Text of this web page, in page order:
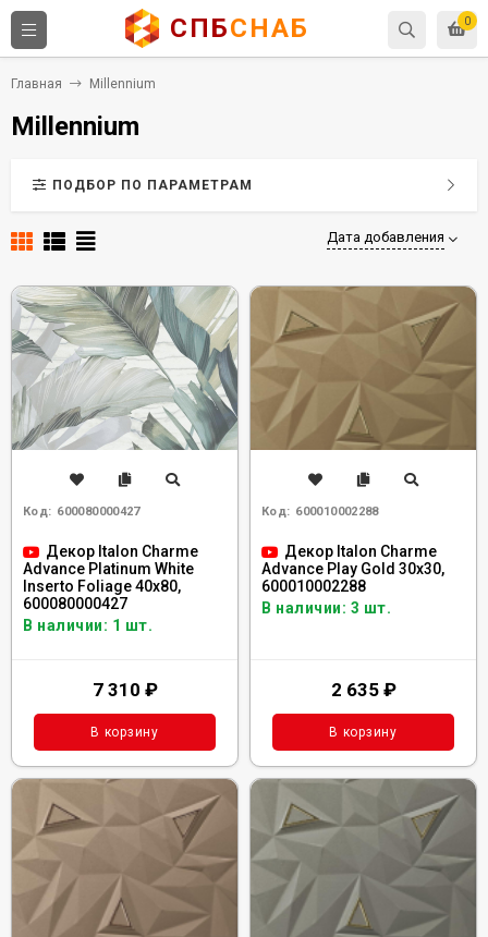
0
СПБСНАБ
Главная Millennium
Millennium
ПОДБОР ПО ПАРАМЕТРАМ
Дата добавления
Код: 600080000427
Декор Italon Charme
Advance Platinum White
Inserto Foliage 40x80,
600080000427
В наличии: 1 шт.
7 310 ₽
В корзину
Код: 600010002288
Декор Italon Charme
Advance Play Gold 30x30,
600010002288
В наличии: 3 шт.
2 635 ₽
В корзину